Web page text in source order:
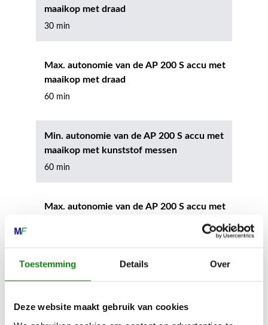
Toestemming Details Over
Deze website maakt gebruik van cookies
maaikop met draad
30 min
Max. autonomie van de AP 200 S accu met
maaikop met draad
60 min
Min. autonomie van de AP 200 S accu met
maaikop met kunststof messen
60 min
Max. autonomie van de AP 200 S accu met
40 min